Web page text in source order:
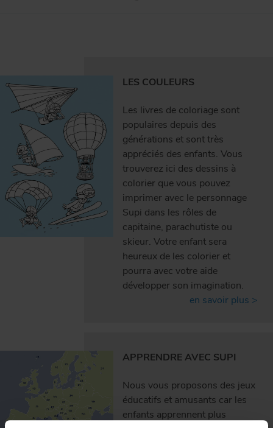
LES COULEURS
Les livres de coloriage sont
populaires depuis des
générations et sont très
appréciés des enfants. Vous
trouverez ici des dessins à
colorier que vous pouvez
imprimer avec le personnage
Supi dans les rôles de
capitaine, parachutiste ou
skieur. Votre enfant sera
heureux de les colorier et
pourra avec votre aide
développer son imagination.
en savoir plus >
APPRENDRE AVEC SUPI
Nous vous proposons des jeux
éducatifs et amusants car les
enfants apprennent plus